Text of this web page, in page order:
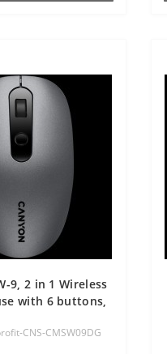
9, 2 in 1 Wireless
with 6 buttons,
Battery
CNS-CMSW09DG